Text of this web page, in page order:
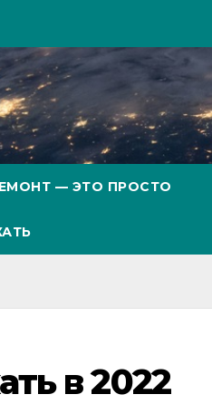
— ЭТО ПРОСТО
в 2022